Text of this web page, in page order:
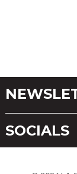
SOCIALS